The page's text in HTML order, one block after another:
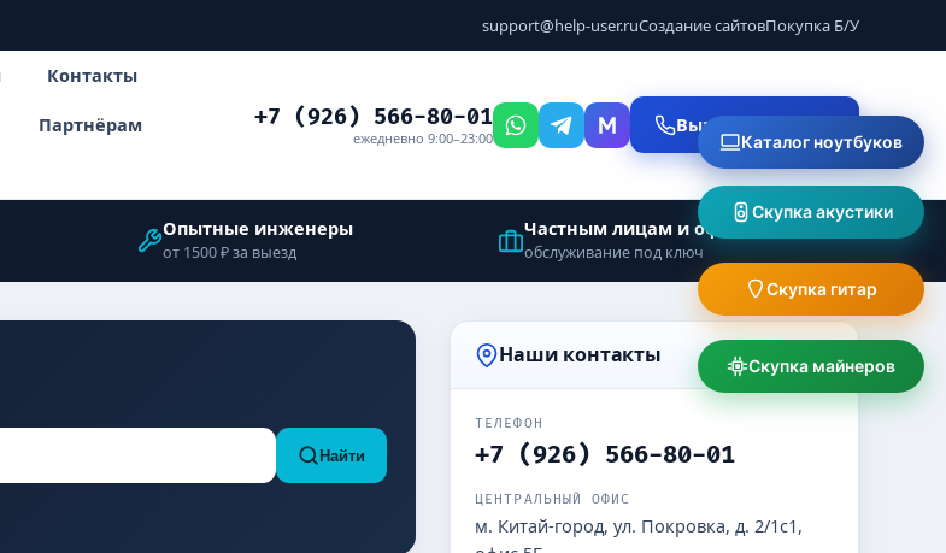
support@help-user.ruСоздание сайтовПокупка Б/У
Контакты
Партнёрам +7 (926) 566-80-01
ежедневно 9:00–23:00
Вызвать мастера
Опытные инженеры
от 1500 ₽ за выезд
Частным лицам и офисам
обслуживание под ключ
Найти
Наши контакты
ТЕЛЕФОН
+7 (926) 566-80-01
ЦЕНТРАЛЬНЫЙ ОФИС
м. Китай-город, ул. Покровка, д. 2/1с1,
Каталог ноутбуков
Скупка акустики
Скупка гитар
Скупка майнеров